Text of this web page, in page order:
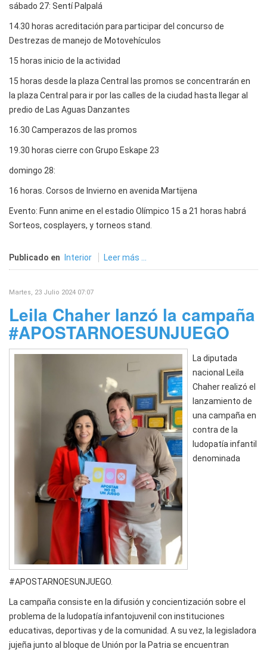
sábado 27: Sentí Palpalá
14.30 horas acreditación para participar del concurso de
Destrezas de manejo de Motovehículos
15 horas inicio de la actividad
15 horas desde la plaza Central las promos se concentrarán en
la plaza Central para ir por las calles de la ciudad hasta llegar al
predio de Las Aguas Danzantes
16.30 Camperazos de las promos
19.30 horas cierre con Grupo Eskape 23
domingo 28:
16 horas. Corsos de Invierno en avenida Martijena
Evento: Funn anime en el estadio Olímpico 15 a 21 horas habrá
Sorteos, cosplayers, y torneos stand.
Publicado en Interior Leer más ...
Martes, 23 Julio 2024 07:07
Leila Chaher lanzó la campaña
#APOSTARNOESUNJUEGO
La diputada
nacional Leila
Chaher realizó el
lanzamiento de
una campaña en
contra de la
ludopatía infantil
denominada
#APOSTARNOESUNJUEGO.
La campaña consiste en la difusión y concientización sobre el
problema de la ludopatía infantojuvenil con instituciones
educativas, deportivas y de la comunidad. A su vez, la legisladora
jujeña junto al bloque de Unión por la Patria se encuentran